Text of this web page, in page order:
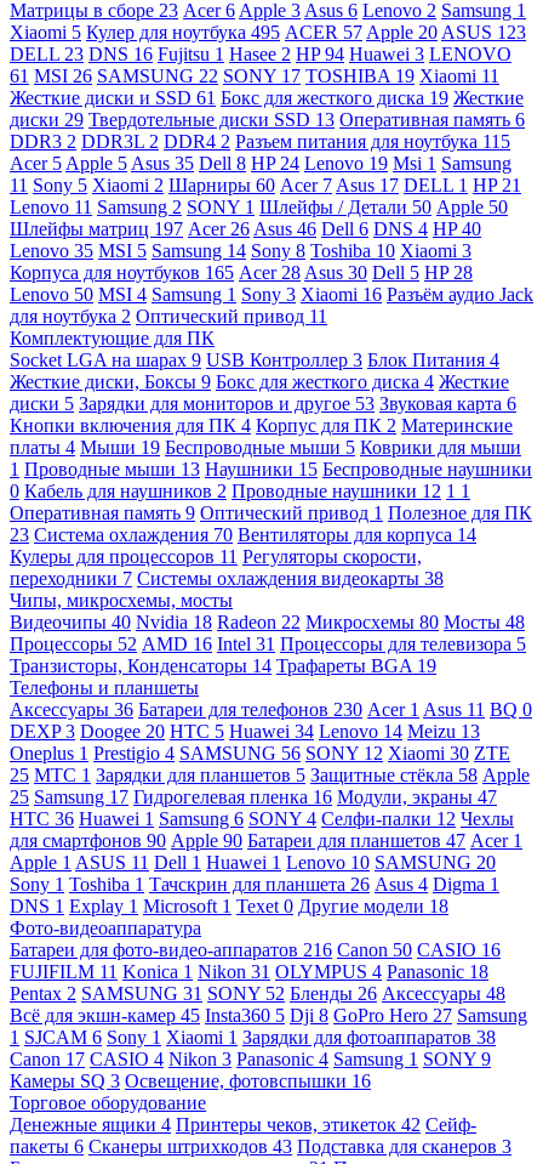
Матрицы в сборе 23 Acer6 Apple 3 Asus 6 Lenovo 2 Samsung 1
Xiaomi 5 Кулер для ноутбука 495 ACER 57 Apple 20 ASUS 123
DELL 23 DNS 16 Fujitsu 1 Hasee 2 HP94 Huawei 3 LENOVO
61 MSI 26 SAMSUNG 22 SONY 17 TOSHIBA 19 Xiaomi 11
Жесткие диски и SSD 61 Бокс для жесткого диска 19 Жесткие
диски 29 Твердотельные диски SSD 13 Оперативная память 6
DDR3 2 DDR3L 2 DDR4 2 Разъем питания для ноутбука 115
Acer 5 Apple 5 Asus 35 Dell 8 HP 24 Lenovo 19 Msi 1 Samsung
11 Sony 5 Xiaomi 2 Шарниры 60 Acer 7 Asus 17 DELL 1 HP 21
Lenovo 11 Samsung 2 SONY 1 Шлейфы / Детали 50 Apple 50
Шлейфы матриц 197 Acer 26 Asus 46 Dell 6 DNS 4 HP40
Lenovo 35 MSI 5 Samsung 14 Sony 8 Toshiba 10 Xiaomi 3
Корпуса для ноутбуков 165 Acer 28 Asus 30 Dell 5 HP 28
Lenovo 50 MSI 4 Samsung 1 Sony 3 Xiaomi 16 Разъём аудио Jack
для ноутбука 2 Оптический привод 11
Комплектующие для ПК
Socket LGA на шарах 9 USB Контроллер 3 Блок Питания 4
Жесткие диски, Боксы 9 Бокс для жесткого диска 4 Жесткие
диски 5 Зарядки для мониторов и другое 53 Звуковая карта 6
Кнопки включения для ПК 4 Корпус для ПК 2 Материнские
платы 4 Мыши 19 Беспроводные мыши 5 Коврики для мыши
1 Проводные мыши 13 Наушники 15 Беспроводные наушники
0 Кабель для наушников 2 Проводные наушники 12 1 1
Оперативная память 9 Оптический привод 1 Полезное для ПК
23 Система охлаждения 70 Вентиляторы для корпуса 14
Кулеры для процессоров 11 Регуляторы скорости,
переходники 7 Системы охлаждения видеокарты 38
Чипы, микросхемы, мосты
Видеочипы 40 Nvidia 18 Radeon 22 Микросхемы 80 Мосты 48
Процессоры 52 AMD 16 Intel 31 Процессоры для телевизора 5
Транзисторы, Конденсаторы 14 Трафареты BGA 19
Телефоны и планшеты
Аксессуары 36 Батареи для телефонов 230 Acer 1 Asus 11 BQ 0
DEXP3 Doogee 20 HTC 5 Huawei 34 Lenovo 14 Meizu 13
Oneplus 1 Prestigio 4 SAMSUNG 56 SONY 12 Xiaomi 30 ZTE
25 МТС 1 Зарядки для планшетов 5 Защитные стёкла 58 Apple
25 Samsung 17 Гидрогелевая пленка 16 Модули, экраны 47
HTC 36 Huawei 1 Samsung 6 SONY 4 Селфи-палки 12 Чехлы
для смартфонов 90 Apple 90 Батареи для планшетов 47 Acer 1
Apple 1 ASUS 11 Dell 1 Huawei 1 Lenovo 10 SAMSUNG 20
Sony 1 Toshiba 1 Тачскрин для планшета 26 Asus 4 Digma 1
DNS 1 Explay 1 Microsoft 1 Texet 0 Другие модели 18
Фото-видеоаппаратура
Батареи для фото-видео-аппаратов 216 Canon 50 CASIO 16
FUJIFILM 11 Konica 1 Nikon 31 OLYMPUS 4 Panasonic 18
Pentax 2 SAMSUNG 31 SONY 52 Бленды 26 Аксессуары 48
Всё для экшн-камер 45 Insta360 5 Dji 8 GoPro Hero 27 Samsung
1 SJCAM 6 Sony 1 Xiaomi 1 Зарядки для фотоаппаратов 38
Canon 17 CASIO 4 Nikon 3 Panasonic 4 Samsung 1 SONY 9
Камеры SQ 3 Освещение, фотовспышки 16
Торговое оборудование
Денежные ящики 4 Принтеры чеков, этикеток 42 Сейф-
пакеты 6 Сканеры штрихкодов 43 Подставка для сканеров 3